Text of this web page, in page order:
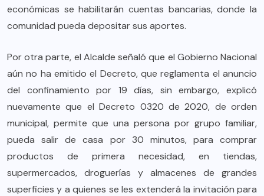
económicas se habilitarán cuentas bancarias, donde la
comunidad pueda depositar sus aportes.
Por otra parte, el Alcalde señaló que el Gobierno Nacional
aún no ha emitido el Decreto, que reglamenta el anuncio
del confinamiento por 19 días, sin embargo, explicó
nuevamente que el Decreto 0320 de 2020, de orden
municipal, permite que una persona por grupo familiar,
pueda salir de casa por 30 minutos, para comprar
productos de primera necesidad, en tiendas,
supermercados, droguerías y almacenes de grandes
superficies y a quienes se les extenderá la invitación para